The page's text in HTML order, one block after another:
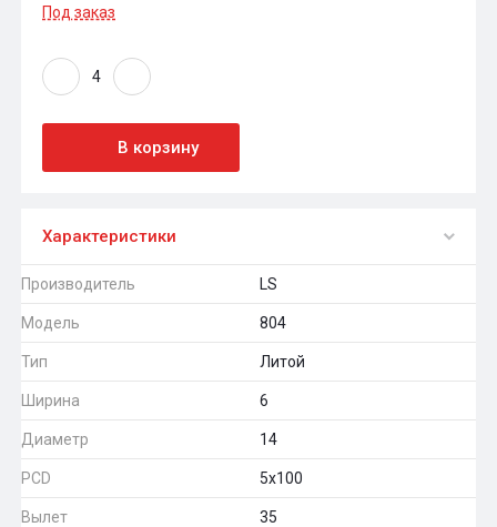
Под заказ
В корзину
Характеристики
Производитель LS
Модель 804
Тип Литой
Ширина 6
Диаметр 14
PCD 5x100
Вылет 35